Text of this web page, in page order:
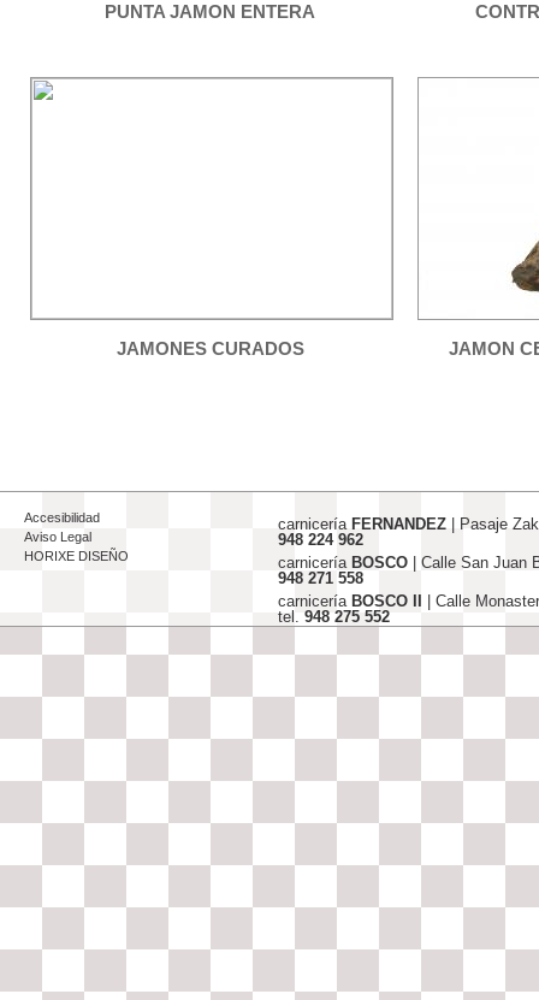
PUNTA JAMON ENTERA
JAMONES CURADOS JAMON
Accesibilidad
Aviso Legal
HORIXE DISEÑO
carnicería FERNANDEZ
| Pasaje
948 224 962
carnicería BOSCO
| Calle San Juan
948 271 558
carnicería BOSCO II
| Calle
tel. 948 275 552